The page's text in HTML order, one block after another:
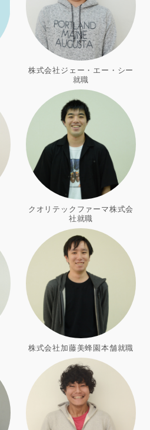
株式会社ジェー・エー・シー
就職
クオリテックファーマ株式会
社就職
株式会社加藤美蜂園本舗就職